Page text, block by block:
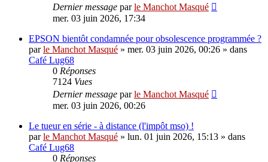
Dernier message parle Manchot Masqué
mer. 03 juin 2026, 17:34
EPSON bientôt condamnée pour obsolescence programmée ?
parle Manchot Masqué » mer. 03 juin 2026, 00:26 » dans
Café Lug68
0 Réponses
7124 Vues
Dernier message parle Manchot Masqué
mer. 03 juin 2026, 00:26
Le tueur en série - à distance (l'impôt mso) !
parle Manchot Masqué » lun. 01 juin 2026, 15:13 » dans
Café Lug68
0 Réponses